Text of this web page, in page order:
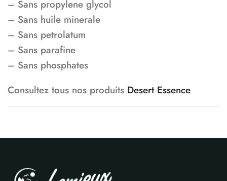
– Sans propylene glycol
– Sans huile minerale
– Sans petrolatum
– Sans parafine
– Sans phosphates
Consultez tous nos produits Desert Essence